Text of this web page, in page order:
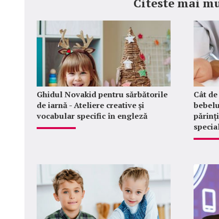
Ghidul Novakid pentru sărbătorile
de iarnă - Ateliere creative și
vocabular specific în engleză
Cât